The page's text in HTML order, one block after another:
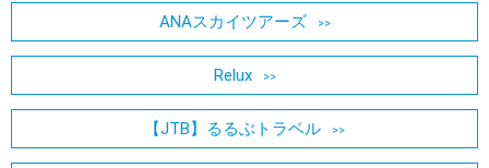
ANAスカイツアーズ
Relux
【JTB】るるぶトラベル